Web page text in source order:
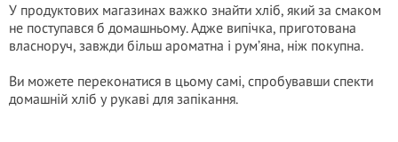
У продуктових магазинах важко знайти хліб, який за смаком
не поступався б домашньому. Адже випічка, приготована
власноруч, завжди більш ароматна і рум’яна, ніж покупна.
Ви можете переконатися в цьому самі, спробувавши спекти
домашній хліб у рукаві для запікання.